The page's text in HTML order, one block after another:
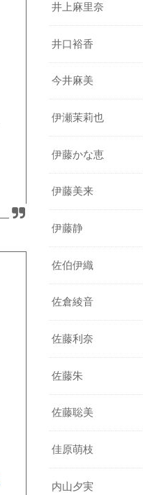
井上麻里奈
井口裕香
今井麻美
伊瀬茉莉也
伊藤かな恵
伊藤美来
伊藤静
佐伯伊織
佐倉綾音
佐藤利奈
佐藤朱
佐藤聡美
佳原萌枝
内山夕実